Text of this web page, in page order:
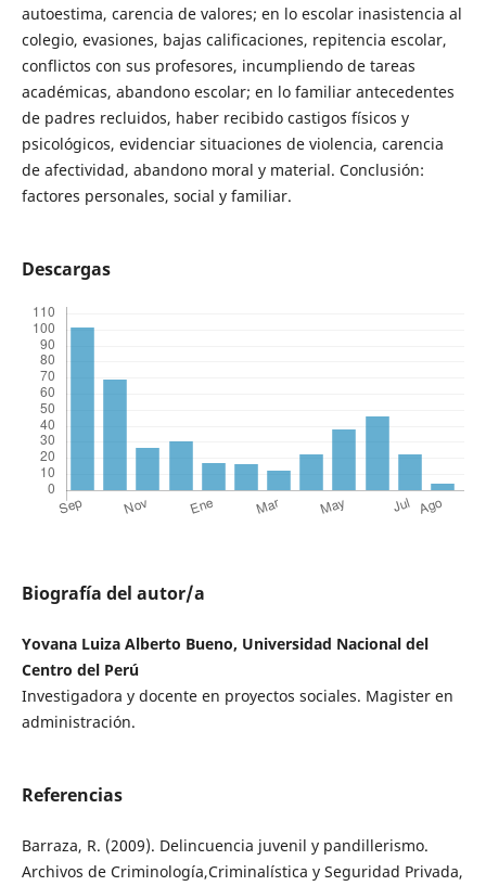
autoestima, carencia de valores; en lo escolar inasistencia al
colegio, evasiones, bajas calificaciones, repitencia escolar,
conflictos con sus profesores, incumpliendo de tareas
académicas, abandono escolar; en lo familiar antecedentes
de padres recluidos, haber recibido castigos físicos y
psicológicos, evidenciar situaciones de violencia, carencia
de afectividad, abandono moral y material. Conclusión:
factores personales, social y familiar.
Descargas
Biografía del autor/a
Yovana Luiza Alberto Bueno, Universidad Nacional del
Centro del Perú
Investigadora y docente en proyectos sociales. Magister en
administración.
Referencias
Barraza, R. (2009). Delincuencia juvenil y pandillerismo.
Archivos de Criminología,Criminalística y Seguridad Privada,